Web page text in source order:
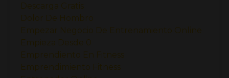
Descarga Gratis
Dolor De Hombro
Empezar Negocio De Entrenamiento Online
Empieza Desde 0
Emprendiento En Fitness
Emprendimiento Fitness